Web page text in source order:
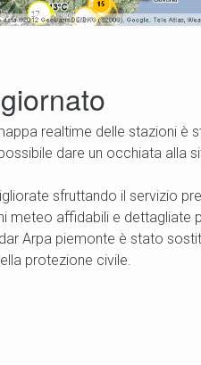
realtime delle stazioni è
dare un occhiata alla
sfruttando il servizio
meteo affidabili e dettagliate
Arpa piemonte è stato
protezione civile.